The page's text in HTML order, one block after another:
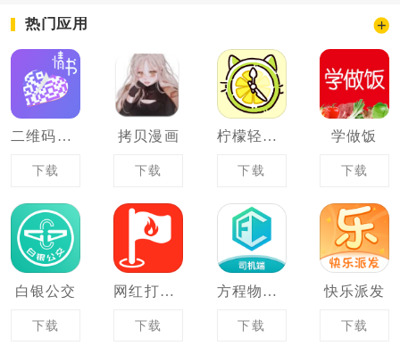
热门应用
二维码情书生成器
下载
拷贝漫画
下载
柠檬轻断食
下载
学做饭
下载
白银公交
下载
网红打卡地
下载
方程物流司机端
下载
快乐派发
下载